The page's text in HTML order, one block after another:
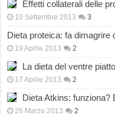
Effetti collaterali delle
10 Settembre 2013 3
Dieta proteica: fa dimagrire
19 Aprile 2013 2
La dieta del ventre
17 Aprile 2013 2
Dieta Atkins: funziona?
26 Marzo 2013 2